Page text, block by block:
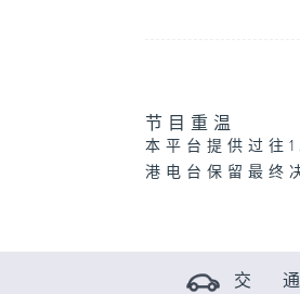
节目重温
本平台提供过往
港电台保留最终
交 通